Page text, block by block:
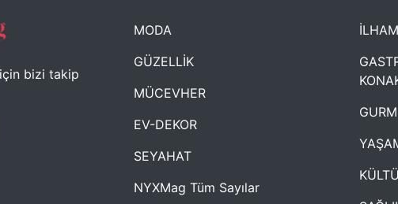
bizi takip
MODA
GÜZELLİK
MÜCEVHER
EV-DEKOR
SEYAHAT
NYXMag Tüm Sayılar